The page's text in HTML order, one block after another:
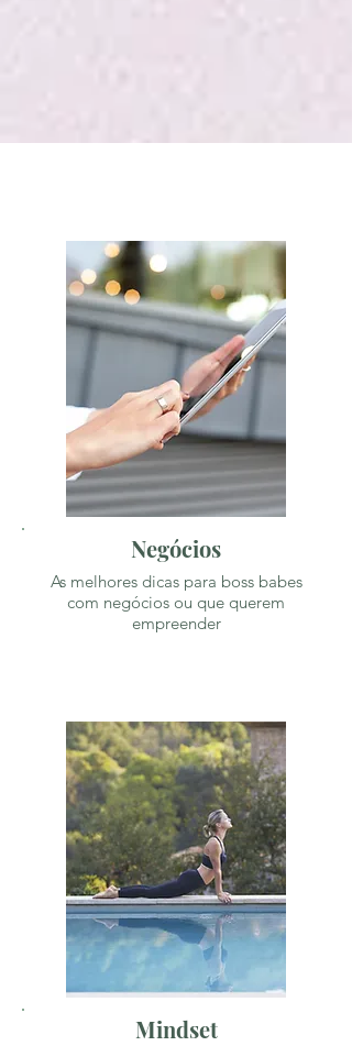
Negócios
As melhores dicas para boss babes
com negócios ou que querem
empreender
Mindset